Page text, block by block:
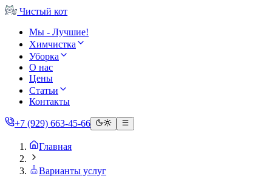
Чистый кот
Мы - Лучшие!
Химчистка
Уборка
О нас
Цены
Статьи
Контакты
+7 (929) 663-45-66
Главная
Варианты услуг